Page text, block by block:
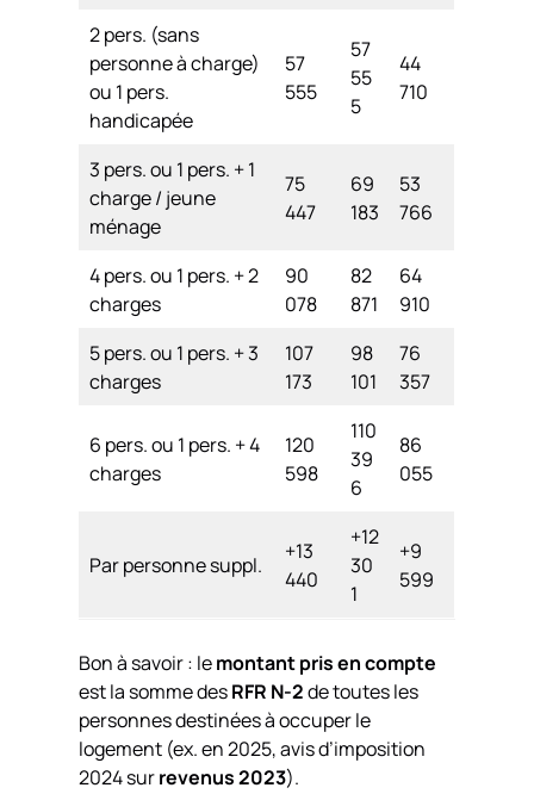
2 pers. (sans
personne à charge)
ou 1 pers.
handicapée
57
555
57
55
5
44
710
3 pers. ou 1 pers. + 1
charge / jeune
ménage
75
447
69
183
53
766
4 pers. ou 1 pers. + 2
charges
90
078
82
871
64
910
5 pers. ou 1 pers. + 3
charges
107
173
98
101
76
357
6 pers. ou 1 pers. + 4
charges
120
598
110
39
6
86
055
Par personne suppl.
+13
440
+12
30
1
+9
599
Bon à savoir : lemontant pris en compte
est la somme desRFR N-2de toutes les
personnes destinées à occuper le
logement (ex. en 2025, avis d’imposition
2024 surrevenus 2023).